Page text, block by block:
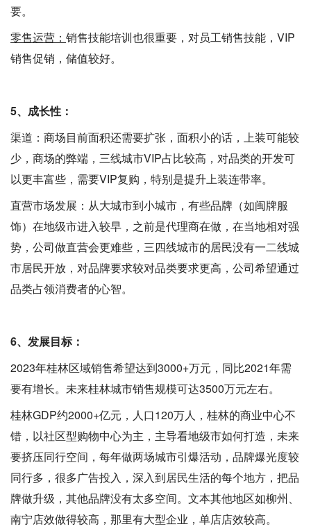
要。
零售运营： 销售技能培训也很重要，对员工销售技能，VIP
销售促销，储值较好。
5、成长性：
渠道：商场目前面积还需要扩张，面积小的话，上装可能较
少，商场的弊端，三线城市VIP占比较高，对品类的开发可
以更丰富些，需要VIP复购，特别是提升上装连带率。
直营市场发展：从大城市到小城市，有些品牌（如闽牌服
饰）在地级市进入较早，之前是代理商在做，在当地相对强
势，公司做直营会更难些，三四线城市的居民没有一二线城
市居民开放，对品牌要求较对品类要求更高，公司希望通过
品类占领消费者的心智。
6、发展目标：
2023年桂林区域销售希望达到3000+万元，同比2021年需
要有增长。未来桂林城市销售规模可达3500万元左右。
桂林GDP约2000+亿元，人口120万人，桂林的商业中心不
错，以社区型购物中心为主，主导看地级市如何打造，未来
要挤压同行空间，每年做两场城市引爆活动，品牌爆光度较
同行多，很多广告投入，深入到居民生活的每个地方，把品
牌做升级，其他品牌没有太多空间。文本其他地区如柳州、
南宁店效做得较高，那里有大型企业，单店店效较高。